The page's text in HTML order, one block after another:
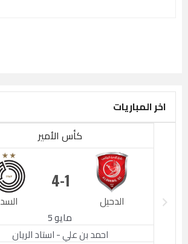
اخر المباريات
كأس الأمير
الدحيل
1
السد
4
مايو 5
احمد بن علي - استاد الريان